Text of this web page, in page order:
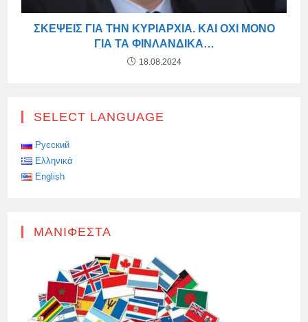
ΣΚΈΨΕΙΣ ΓΙΑ ΤΗΝ ΚΥΡΙΑΡΧΊΑ. ΚΑΙ ΌΧΙ ΜΌΝΟ
ΓΙΑ ΤΑ ΦΙΝΛΑΝΔΙΚΆ…
18.08.2024
SELECT LANGUAGE
Русский
Ελληνικά
English
ΜΑΝΙΦΈΣΤΑ